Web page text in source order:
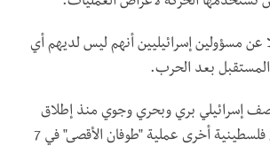
عن مسؤولين إسرائيليين أنهم ليس لديهم أي
بعد الحرب.
إسرائيلي بري وبحري وجوي منذ إطلاق
حركة "حماس" وفصائل فلسطينية أخرى عملية "طوفان الأقصى" في 7